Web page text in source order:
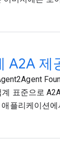
A2A 제
표준으로
플리케이션